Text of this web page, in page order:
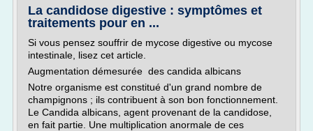
La candidose digestive : symptômes et
traitements pour en ...
Si vous pensez souffrir de mycose digestive ou mycose
intestinale, lisez cet article.
Augmentation démesurée des candida albicans
Notre organisme est constitué d'un grand nombre de
champignons ; ils contribuent à son bon fonctionnement.
Le Candida albicans, agent provenant de la candidose,
en fait partie. Une multiplication anormale de ces